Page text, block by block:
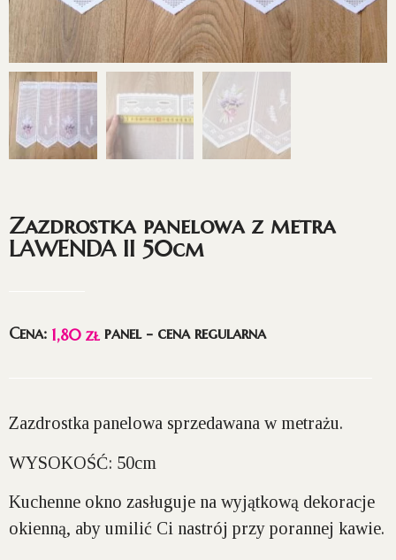
Zazdrostka panelowa z metra
LAWENDA II 50cm
Cena: 1,80 zł panel - cena regularna
Zazdrostka panelowa sprzedawana w metrażu.
WYSOKOŚĆ: 50cm
Kuchenne okno zasługuje na wyjątkową dekoracje
okienną, aby umilić Ci nastrój przy porannej kawie.